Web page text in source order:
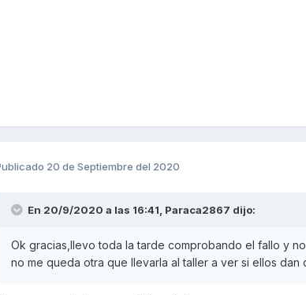
20 de Septiembre del 2020
En 20/9/2020 a las 16:41, Paraca2867 dijo:
Ok gracias,llevo toda la tarde comprobando el fallo y
no me queda otra que llevarla al taller a ver si ellos